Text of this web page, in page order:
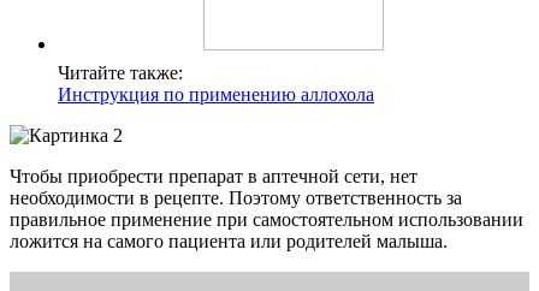
Читайте также:
Инструкция по применению аллохола
Чтобы приобрести препарат в аптечной сети, нет
необходимости в рецепте. Поэтому ответственность за
правильное применение при самостоятельном использовании
ложится на самого пациента или родителей малыша.